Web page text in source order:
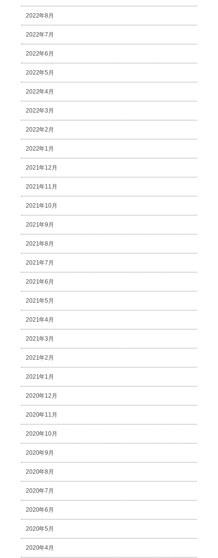
2022年8月
2022年7月
2022年6月
2022年5月
2022年4月
2022年3月
2022年2月
2022年1月
2021年12月
2021年11月
2021年10月
2021年9月
2021年8月
2021年7月
2021年6月
2021年5月
2021年4月
2021年3月
2021年2月
2021年1月
2020年12月
2020年11月
2020年10月
2020年9月
2020年8月
2020年7月
2020年6月
2020年5月
2020年4月